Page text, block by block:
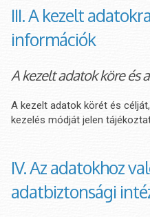
III. A kezelt
információk
A kezelt adatok köre és
A kezelt adatok körét és
kezelés módját jelen
IV. Az adatokhoz
adatbiztonsági